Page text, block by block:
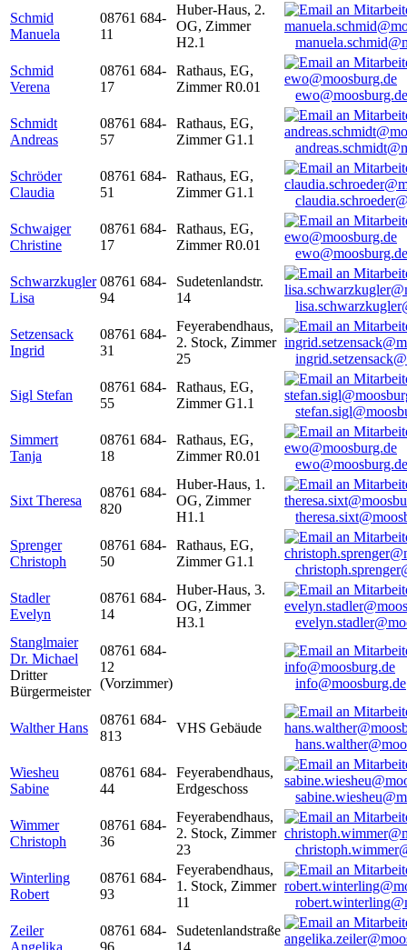
Schmid
Manuela
08761 684-
11
Huber-Haus, 2.
OG, Zimmer
H2.1
Schmid
Verena
08761 684-
17
Rathaus, EG,
Zimmer R0.01
ewo@moosburg.de
Schmidt
Andreas
08761 684-
57
Rathaus, EG,
Zimmer G1.1
Schröder
Claudia
08761 684-
51
Rathaus, EG,
Zimmer G1.1
Schwaiger
Christine
08761 684-
17
Rathaus, EG,
Zimmer R0.01
ewo@moosburg.de
Schwarzkugler
Lisa
08761 684-
94
Sudetenlandstr.
14
Setzensack
Ingrid
08761 684-
31
Feyerabendhaus,
2. Stock, Zimmer
25
Sigl Stefan
08761 684-
55
Rathaus, EG,
Zimmer G1.1
Simmert
Tanja
08761 684-
18
Rathaus, EG,
Zimmer R0.01
ewo@moosburg.de
Sixt Theresa
08761 684-
820
Huber-Haus, 1.
OG, Zimmer
H1.1
Sprenger
Christoph
08761 684-
50
Rathaus, EG,
Zimmer G1.1
Stadler
Evelyn
08761 684-
14
Huber-Haus, 3.
OG, Zimmer
H3.1
Stanglmaier
Dr. Michael
Dritter
Bürgermeister
08761 684-
12
(Vorzimmer)
info@moosburg.de
Walther Hans
08761 684-
813
VHS Gebäude
Wiesheu
Sabine
08761 684-
44
Feyerabendhaus,
Erdgeschoss
Wimmer
Christoph
08761 684-
36
Feyerabendhaus,
2. Stock, Zimmer
23
Winterling
Robert
08761 684-
93
Feyerabendhaus,
1. Stock, Zimmer
11
Zeiler
Angelika
08761 684-
96
Sudetenlandstraße
14